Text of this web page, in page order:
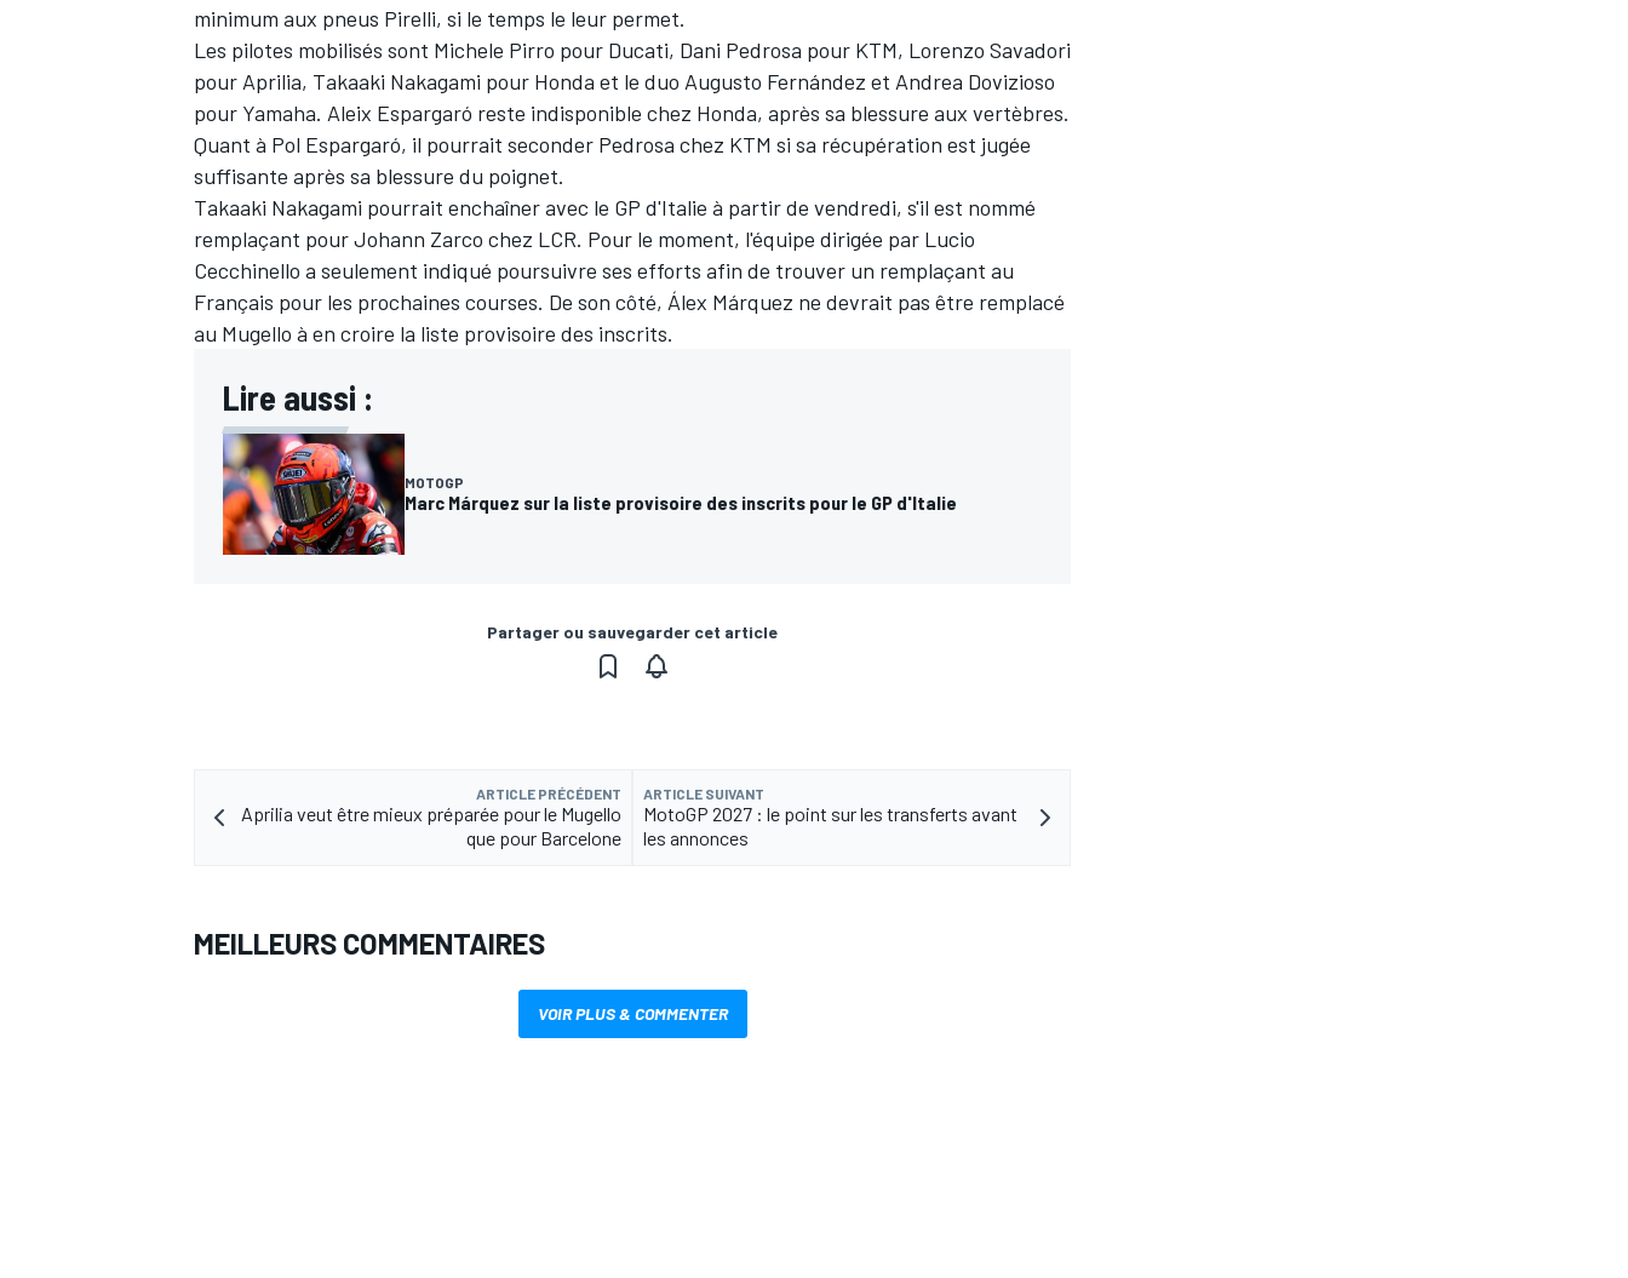
minimum aux pneus Pirelli, si le temps le leur permet.
Les pilotes mobilisés sont Michele Pirro pour Ducati, Dani Pedrosa pour KTM, Lorenzo Savadori
pour Aprilia, Takaaki Nakagami pour Honda et le duo Augusto Fernández et Andrea Dovizioso
pour Yamaha. Aleix Espargaró reste indisponible chez Honda, après sa blessure aux vertèbres.
Quant à Pol Espargaró, il pourrait seconder Pedrosa chez KTM si sa récupération est jugée
suffisante après sa blessure du poignet.
Takaaki Nakagami pourrait enchaîner avec le GP d'Italie à partir de vendredi, s'il est nommé
remplaçant pourJohann Zarco chez LCR. Pour le moment, l'équipe dirigée par Lucio
Cecchinello a seulement indiqué poursuivre ses efforts afin de trouver un remplaçant au
Français pour les prochaines courses. De son côté, Álex Márquez ne devrait pas être remplacé
au Mugello à en croire la liste provisoire des inscrits.
Lire aussi :
MOTOGP
Marc Márquez sur la liste provisoire des inscrits pour le GP d'Italie
Partager ou sauvegarder cet article
ARTICLE PRÉCÉDENT
Aprilia veut être mieux préparée pour le Mugello
que pour Barcelone
ARTICLE SUIVANT
MotoGP 2027 : le point sur les transferts avant
les annonces
MEILLEURS COMMENTAIRES
VOIR PLUS & COMMENTER